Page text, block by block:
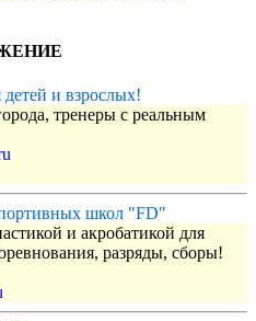
и взрослых!
тренеры с реальным
школ "FD"
и акробатикой для
разряды, сборы!